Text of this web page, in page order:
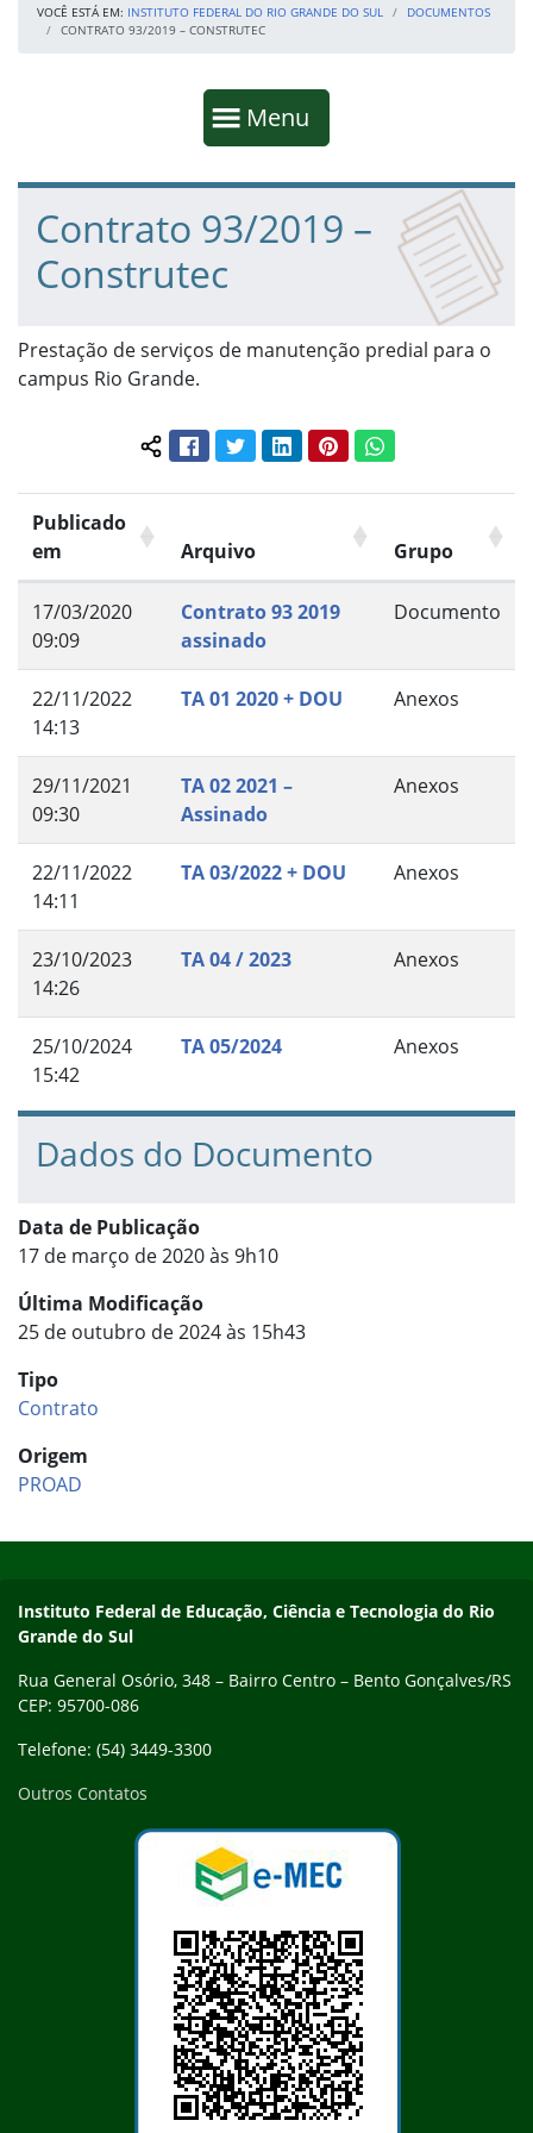
VOCÊ ESTÁ EM: INSTITUTO FEDERAL DO RIO GRANDE DO SUL
DOCUMENTOS
CONTRATO 93/2019 – CONSTRUTEC
Mostrar
Menu
Fim da navegação
Início do conteúdo
Contrato 93/2019 –
Construtec
Prestação de serviços de manutenção predial para o
campus Rio Grande.
Compartilhar conteúdo:
FacebookTwitterLinkedInPinterestWhatsApp
Publicado
em
Arquivo Grupo
17/03/2020
09:09
Contrato 93 2019
assinado
Documento
22/11/2022
14:13
TA 01 2020 + DOU Anexos
29/11/2021
09:30
TA 02 2021 –
Assinado
Anexos
22/11/2022
14:11
TA 03/2022 + DOU Anexos
23/10/2023
14:26
TA 04 / 2023 Anexos
25/10/2024
15:42
TA 05/2024 Anexos
Dados do Documento
Data de Publicação
17 de março de 2020 às 9h10
Última Modificação
25 de outubro de 2024 às 15h43
Tipo
Contrato
Origem
PROAD
Contato
Instituto Federal de Educação, Ciência e Tecnologia do Rio
Grande do Sul
Rua General Osório, 348 – Bairro Centro – Bento Gonçalves/RS
CEP: 95700-086
Telefone: (54) 3449-3300
Outros Contatos